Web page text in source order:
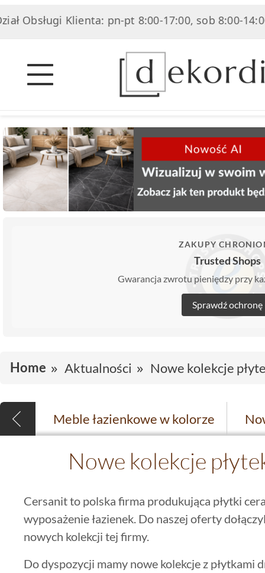
Obsługi Klienta: pn-pt 8:00-17:00, sob 8:00-14:00
ZAKUPY
Trusted Shops
Gwarancja zwrotu pieniędzy przy
Sprawdź ochronę
Home Aktualności Nowe kolekcje
Meble łazienkowe w kolorze
Nowe kolekcje
Cersanit to polska firma produkująca płytki
wyposażenie łazienek. Do naszej oferty
nowych kolekcji tej firmy.
Do dyspozycji mamy nowe kolekcje z płytkami